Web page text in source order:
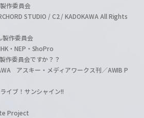
作委員会
STUDIO / C2 / KADOKAWA All Rights
作委員会
・NEP・ShoPro
作委員会ですか？？
アスキー・メディアワークス刊／AWIB P
イブ！サンシャイン!!
Project